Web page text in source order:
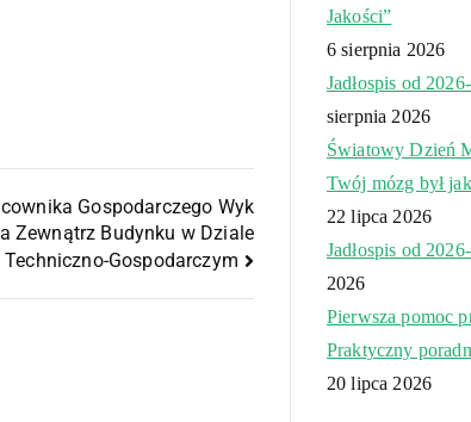
Gospodarczego Wyk
Zewnątrz Budynku w Dziale
Techniczno-Gospodarczym
Jakości”
6 sierpnia 2026
Jadłospis od
sierpnia 2026
Światowy Dzień
Twój mózg był
22 lipca 2026
Jadłospis od
2026
Pierwsza pomoc
Praktyczny
20 lipca 2026